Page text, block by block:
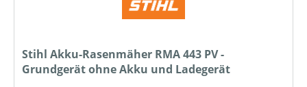
Stihl Akku-Rasenmäher RMA 443 PV -
Grundgerät ohne Akku und Ladegerät